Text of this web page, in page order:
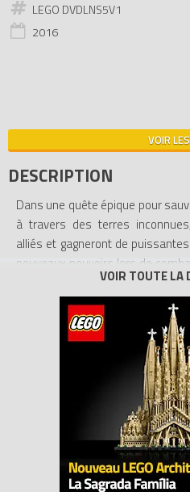
LEGO DVDLNS5V1
2016
VOIR
DESCRIPTION
Dans une quête épique pour
à travers des terres
alliés et gagneront de
nouveaux pouvoirs lors de
surnaturels afin d'empêcher
: Le Proéminent, un dieu
cherche à détruire tout Ninjago...
- 1ère partie de la saison 5
LEGO Vidéos
Ninjago Saison 5 Volume 1 ()
comparateur de prix 100% LEGO.
Code EAN du LEGO
5051889579984.